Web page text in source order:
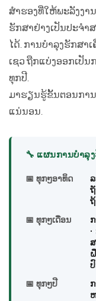
ສຳຮອງທີ່ໃຫ້ພະລັງງາ
ຮັກສາຢ່າງເປັນປະຈຳ
ໄດ້. ການບໍາລຸງຮັກສາ
ເຊວ ຖືກແບ່ງອອກເປັ
ທຸກປີ.
ມາຮຽນຮູ້ຂັ້ນຕອນການ
ແນ່ນອນ.
🔧 ແຜນການບໍາລຸ
📅 ທຸກໆອາທິດ
📅 ທຸກໆເດືອນ
📅 ທຸກໆປີ